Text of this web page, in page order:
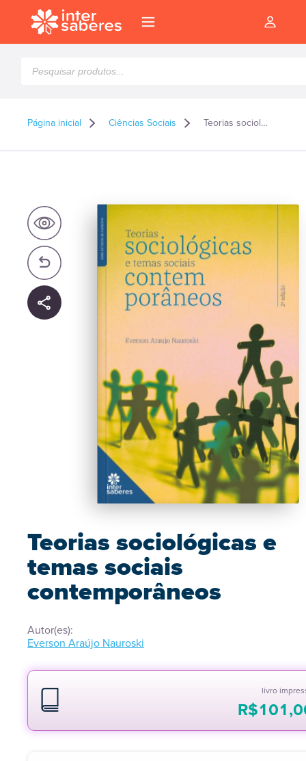
produtos
Página inicial Ciências Sociais Teorias sociológicas e temas sociais contemporâneos
Teorias sociológicas e
temas sociais
contemporâneos
Autor(es):
Everson Araújo Nauroski
livro
R$